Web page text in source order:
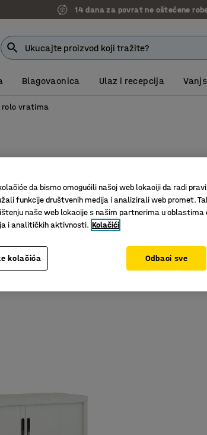
14 dana za povrat ne oštećene
Blagovaonica Ulaz i recepcija
rolo vratima
da bismo omogućili našoj web lokaciji da radi
funkcije društvenih medija i analizirali web promet.
naše web lokacije s našim partnerima u oblastima
i analitičkih aktivnosti. Kolačići
kolačića Odbaci sve